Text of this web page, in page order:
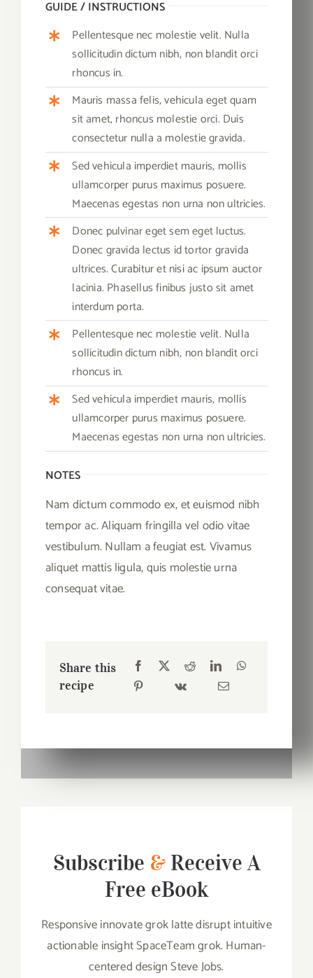
GUIDE / INSTRUCTIONS
Pellentesque nec molestie velit. Nulla
sollicitudin dictum nibh, non blandit orci
rhoncus in.
Mauris massa felis, vehicula eget quam
sit amet, rhoncus molestie orci. Duis
consectetur nulla a molestie gravida.
Sed vehicula imperdiet mauris, mollis
ullamcorper purus maximus posuere.
Maecenas egestas non urna non ultricies.
Donec pulvinar eget sem eget luctus.
Donec gravida lectus id tortor gravida
ultrices. Curabitur et nisi ac ipsum auctor
lacinia. Phasellus finibus justo sit amet
interdum porta.
Pellentesque nec molestie velit. Nulla
sollicitudin dictum nibh, non blandit orci
rhoncus in.
Sed vehicula imperdiet mauris, mollis
ullamcorper purus maximus posuere.
Maecenas egestas non urna non ultricies.
NOTES
Nam dictum commodo ex, et euismod nibh
tempor ac. Aliquam fringilla vel odio vitae
vestibulum. Nullam a feugiat est. Vivamus
aliquet mattis ligula, quis molestie urna
consequat vitae.
Share this
recipe
Subscribe &Receive A
Free eBook
Responsive innovate grok latte disrupt intuitive
actionable insight SpaceTeam grok. Human-
centered design Steve Jobs.